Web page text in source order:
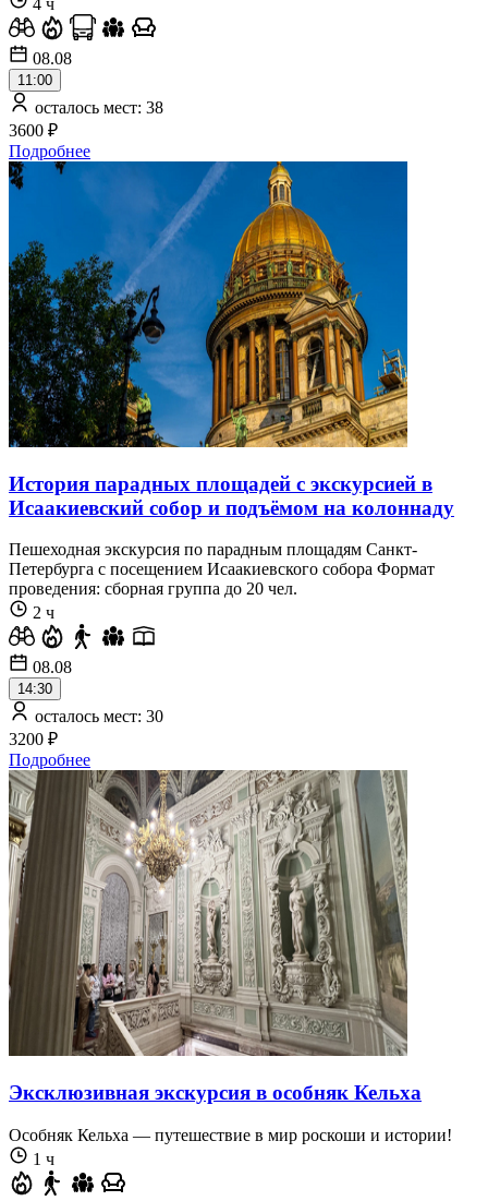
4 ч
08.08
11:00
осталось мест: 38
3600 ₽
Подробнее
История парадных площадей с экскурсией в
Исаакиевский собор и подъёмом на колоннаду
Пешеходная экскурсия по парадным площадям Санкт-
Петербурга с посещением Исаакиевского собора Формат
проведения: сборная группа до 20 чел.
2 ч
08.08
14:30
осталось мест: 30
3200 ₽
Подробнее
Эксклюзивная экскурсия в особняк Кельха
Особняк Кельха — путешествие в мир роскоши и истории!
1 ч